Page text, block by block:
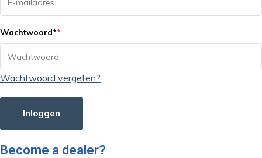
Wachtwoord**
Wachtwoord vergeten?
Inloggen
Become a dealer?